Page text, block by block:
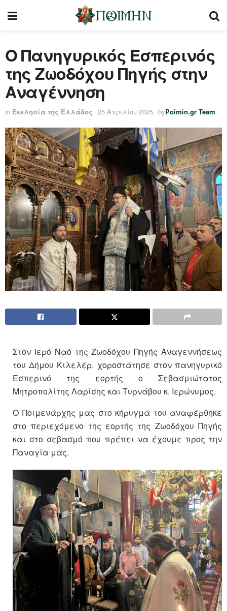
Ο Πανηγυρικός Εσπερινός
της Ζωοδόχου Πηγής στην
Αναγέννηση
in Εκκλησία της Ελλάδος 25 Απριλίου 2025 byPoimin.gr Team
Στον Ιερό Ναό της Ζωοδόχου Πηγής Αναγεννήσεως
του Δήμου Κιλελέρ, χοροστάτησε στον πανηγυρικό
Εσπερινό της εορτής ο Σεβασμιώτατος
Μητροπολίτης Λαρίσης και Τυρνάβου κ. Ιερώνυμος.
Ο Ποιμενάρχης μας στο κήρυγμά του αναφέρθηκε
στο περιεχόμενο της εορτής της Ζωοδόχου Πηγής
και στο σεβασμό που πρέπει να έχουμε προς την
Παναγία μας.